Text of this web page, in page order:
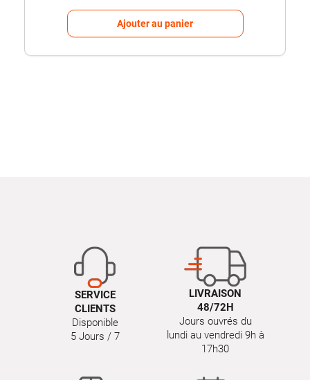
Ajouter au panier
SERVICE
CLIENTS
Disponible
5 Jours / 7
LIVRAISON
48/72H
Jours ouvrés du
lundi au vendredi 9h à
17h30